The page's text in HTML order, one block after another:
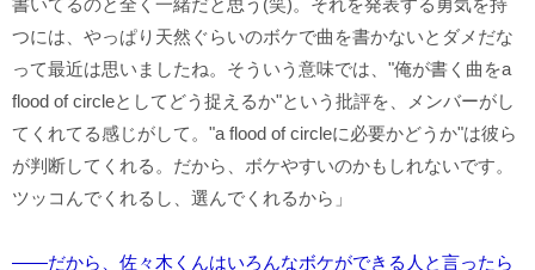
つには、やっぱり天然ぐらいのボケで曲を書かないとダメだな
って最近は思いましたね。そういう意味では、"俺が書く曲をa
flood of circleとしてどう捉えるか"という批評を、メンバーがし
てくれてる感じがして。"a flood of circleに必要かどうか"は彼ら
が判断してくれる。だから、ボケやすいのかもしれないです。
ツッコんでくれるし、選んでくれるから」
――だから、佐々木くんはいろんなボケができる人と言ったら